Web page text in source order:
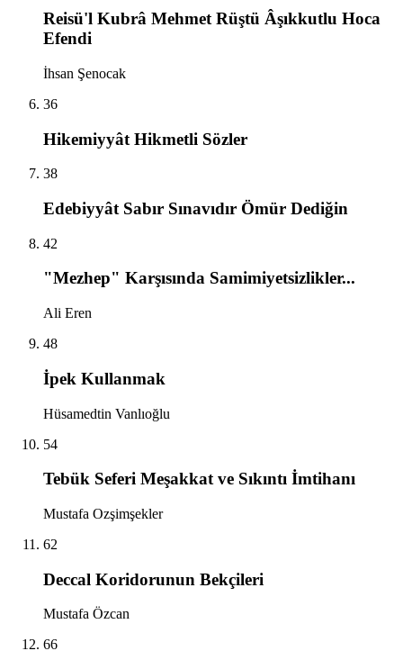
Reisü'l Kubrâ Mehmet Rüştü Âşıkkutlu Hoca
Efendi
İhsan Şenocak
36
Hikemiyyât Hikmetli Sözler
38
Edebiyyât Sabır Sınavıdır Ömür Dediğin
42
"Mezhep" Karşısında Samimiyetsizlikler...
Ali Eren
48
İpek Kullanmak
Hüsamedtin Vanlıoğlu
54
Tebük Seferi Meşakkat ve Sıkıntı İmtihanı
Mustafa Ozşimşekler
62
Deccal Koridorunun Bekçileri
Mustafa Özcan
66